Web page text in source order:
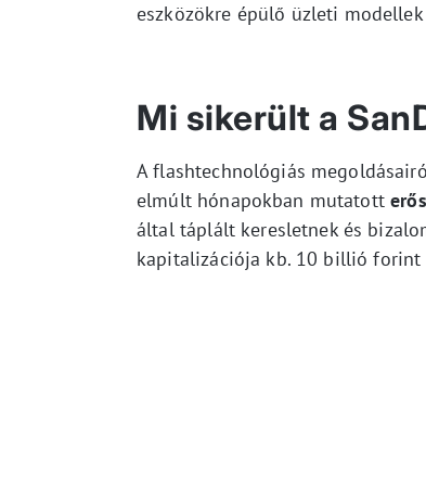
eszközökre épülő üzleti
Mi sikerült a
A flashtechnológiás
elmúlt hónapokban mutatott
által táplált keresletnek és
kapitalizációja kb. 10 billió forint